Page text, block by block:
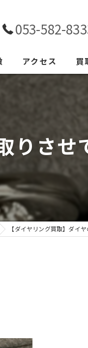
053-582-
アクセス 買
りさせ
【ダイヤリング買取】ダイ